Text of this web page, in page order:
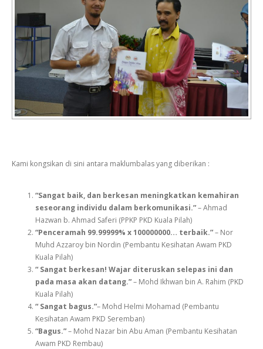
Kami kongsikan di sini antara maklumbalas yang diberikan :
“Sangat baik, dan berkesan meningkatkan kemahiran
seseorang individu dalam berkomunikasi.”– Ahmad
Hazwan b. Ahmad Saferi (PPKP PKD Kuala Pilah)
“Penceramah 99.99999% x 100000000… terbaik.”– Nor
Muhd Azzaroy bin Nordin (Pembantu Kesihatan Awam PKD
Kuala Pilah)
“ Sangat berkesan! Wajar diteruskan selepas ini dan
pada masa akan datang.”– Mohd Ikhwan bin A. Rahim (PKD
Kuala Pilah)
“ Sangat bagus.”– Mohd Helmi Mohamad (Pembantu
Kesihatan Awam PKD Seremban)
“Bagus.”– Mohd Nazar bin Abu Aman (Pembantu Kesihatan
Awam PKD Rembau)